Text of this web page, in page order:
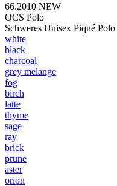
66.2010 NEW
OCS Polo
Schweres Unisex Piqué Polo
white
black
charcoal
grey melange
fog
birch
latte
thyme
sage
ray
brick
prune
aster
orion